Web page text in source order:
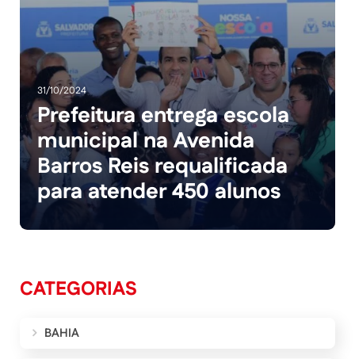
31/10/2024
Prefeitura entrega escola
municipal na Avenida
Barros Reis requalificada
para atender 450 alunos
CATEGORIAS
BAHIA